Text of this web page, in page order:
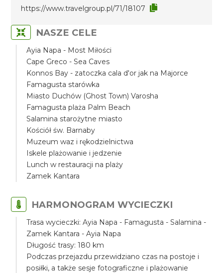
https://www.travelgroup.pl/71/18107
NASZE CELE
Ayia Napa - Most Miłości
Cape Greco - Sea Caves
Konnos Bay - zatoczka cala d'or jak na Majorce
Famagusta starówka
Miasto Duchów (Ghost Town) Varosha
Famagusta plaża Palm Beach
Salamina starożytne miasto
Kościół św. Barnaby
Muzeum waz i rękodzielnictwa
Iskele plażowanie i jedzenie
Lunch w restauracji na plaży
Zamek Kantara
HARMONOGRAM WYCIECZKI
Trasa wycieczki: Ayia Napa - Famagusta - Salamina -
Zamek Kantara - Ayia Napa
Długość trasy: 180 km
Podczas przejazdu przewidziano czas na postoje i
posiłki, a także sesje fotograficzne i plażowanie